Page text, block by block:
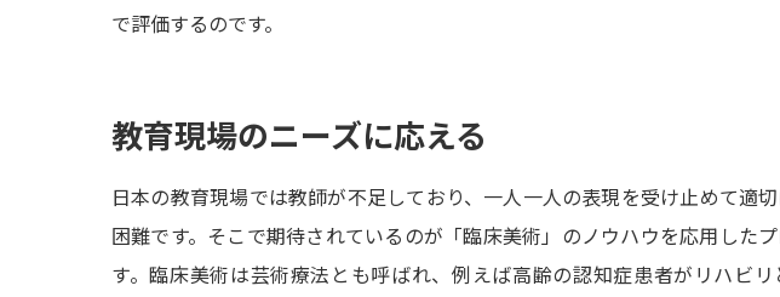
で評価するのです。
教育現場のニーズに応える
日本の教育現場では教師が不足しており、一人一人の表現を受け止めて適
困難です。そこで期待されているのが「臨床美術」のノウハウを応用した
す。臨床美術は芸術療法とも呼ばれ、例えば高齢の認知症患者がリハビ